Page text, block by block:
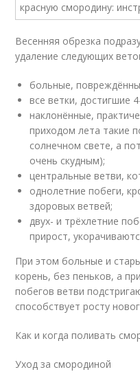
Весенняя обрезка
удаление следующих
больные,
все ветки, достигшие
наклонённые,
приходом лета такие
солнечном свете, а
очень скудным);
центральные ветви,
однолетние побеги,
здоровых ветвей;
двух- и трёхлетние
прирост,
При этом больные и
корень, без пеньков, а
побегов ветви
способствует росту
Как и когда поливать
Уход за смородиной